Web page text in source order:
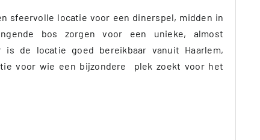
sfeervolle locatie voor een dinerspel, midden in
bos zorgen voor een unieke, almost
de locatie goed bereikbaar vanuit Haarlem,
voor wie een bijzondere plek zoekt voor het